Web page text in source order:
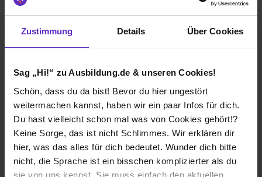
Zustimmung Details Über Cookies
Sag „Hi!“ zu Ausbildung.de & unseren Cookies!
Schön, dass du da bist! Bevor du hier ungestört
weitermachen kannst, haben wir ein paar Infos für dich.
Du hast vielleicht schon mal was von Cookies gehört!?
Keine Sorge, das ist nicht Schlimmes. Wir erklären dir
hier, was das alles für dich bedeutet. Wunder dich bitte
nicht, die Sprache ist ein bisschen komplizierter als du
sie von uns kennst. Sie muss einfach den aktuellen
Ich würde diese Firma
weiterempfehlen!